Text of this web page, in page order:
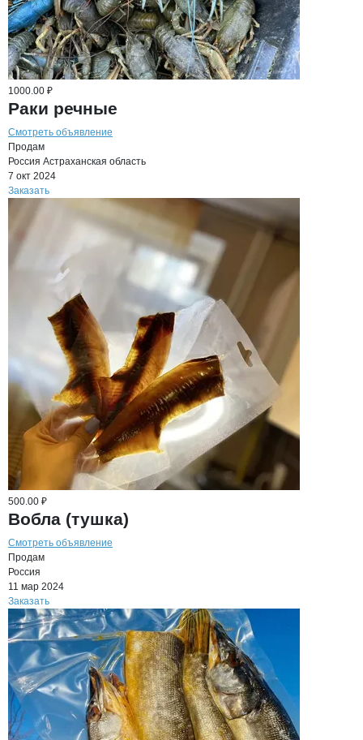
1000.00 ₽
Раки речные
Смотреть объявление
Продам
Россия Астраханская область
7 окт 2024
Заказать
500.00 ₽
Вобла (тушка)
Смотреть объявление
Продам
Россия
11 мар 2024
Заказать